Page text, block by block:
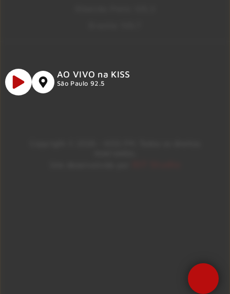
AO VIVO na KISS
São Paulo 92.5